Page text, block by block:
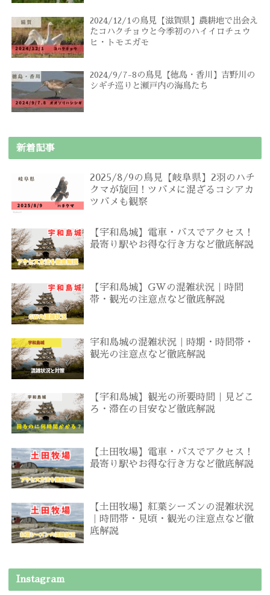
2024/12/1の鳥見【滋賀県】農耕地で出会え
たコハクチョウと今季初のハイイロチュウ
ヒ・トモエガモ
2024/9/7-8の鳥見【徳島・香川】吉野川の
シギチ巡りと瀬戸内の海鳥たち
新着記事
2025/8/9の鳥見【岐阜県】2羽のハチ
クマが旋回！ツバメに混ざるコシアカ
ツバメも観察
【宇和島城】電車・バスでアクセス！
最寄り駅やお得な行き方など徹底解説
【宇和島城】GWの混雑状況｜時間
帯・観光の注意点など徹底解説
宇和島城の混雑状況｜時期・時間帯・
観光の注意点など徹底解説
【宇和島城】観光の所要時間｜見どこ
ろ・滞在の目安など徹底解説
【土田牧場】電車・バスでアクセス！
最寄り駅やお得な行き方など徹底解説
【土田牧場】紅葉シーズンの混雑状況
｜時間帯・見頃・観光の注意点など徹
底解説
Instagram